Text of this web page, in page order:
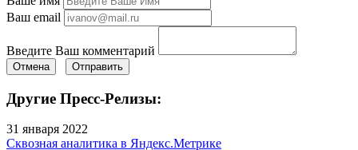
Ваш email
Введите Ваш комментарий
Отмена Отправить
Другие Пресс-Релизы:
31 января 2022
Сквозная аналитика в Яндекс.Метрике